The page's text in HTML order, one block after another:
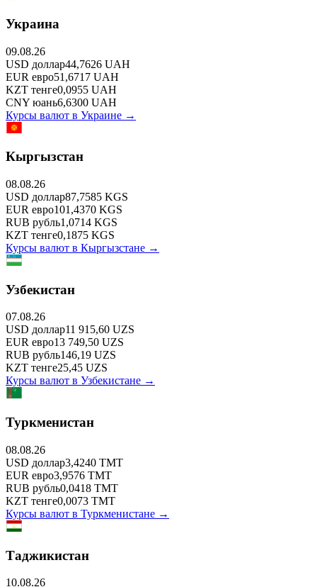
Украина
09.08.26
USD доллар44,7626 UAH
EUR евро51,6717 UAH
KZT тенге0,0955 UAH
CNY юань6,6300 UAH
Курсы валют в Украине →
Кыргызстан
08.08.26
USD доллар87,7585 KGS
EUR евро101,4370 KGS
RUB рубль1,0714 KGS
KZT тенге0,1875 KGS
Курсы валют в Кыргызстане →
Узбекистан
07.08.26
USD доллар11 915,60 UZS
EUR евро13 749,50 UZS
RUB рубль146,19 UZS
KZT тенге25,45 UZS
Курсы валют в Узбекистане →
Туркменистан
08.08.26
USD доллар3,4240 TMT
EUR евро3,9576 TMT
RUB рубль0,0418 TMT
KZT тенге0,0073 TMT
Курсы валют в Туркменистане →
Таджикистан
10.08.26